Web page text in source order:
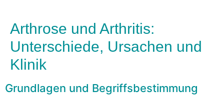
Arthrose und Arthritis:
Unterschiede, Ursachen und
Klinik
Grundlagen u‬nd Begriffsbestimmung